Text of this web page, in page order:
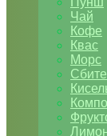
Чай
Кофе
Квас
Морс